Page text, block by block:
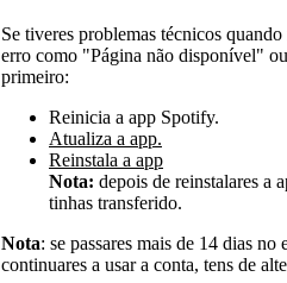
Se tiveres problemas técnicos
erro como "Página não disponível"
primeiro:
Reinicia a app Spotify.
Atualiza a app.
Reinstala a app
Nota: depois de reinstalares a
tinhas transferido.
Nota: se passares mais de 14 dias
continuares a usar a conta, tens de